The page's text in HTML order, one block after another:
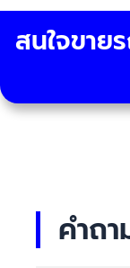
สนใจขาย
คำถ